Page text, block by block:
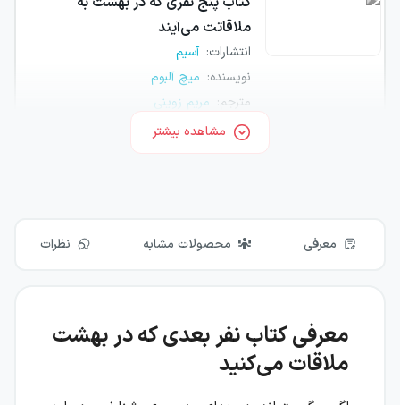
ملاقاتت می‌آیند
انتشارات: آسیم
نویسنده: میچ آلبوم
مترجم: مریم زوینی
مشاهده بیشتر
معرفی محصولات مشابه نظرات
معرفی کتاب نفر بعدی که در بهشت
ملاقات می‌کنید